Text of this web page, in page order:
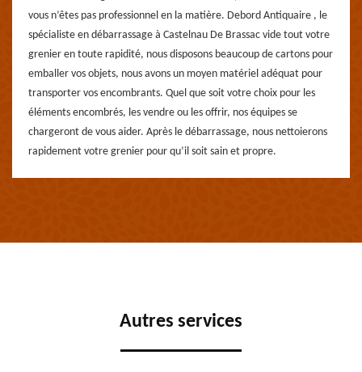
vous n’êtes pas professionnel en la matière. Debord Antiquaire , le
spécialiste en débarrassage à Castelnau De Brassac vide tout votre
grenier en toute rapidité, nous disposons beaucoup de cartons pour
emballer vos objets, nous avons un moyen matériel adéquat pour
transporter vos encombrants. Quel que soit votre choix pour les
éléments encombrés, les vendre ou les offrir, nos équipes se
chargeront de vous aider. Après le débarrassage, nous nettoierons
rapidement votre grenier pour qu’il soit sain et propre.
Autres services